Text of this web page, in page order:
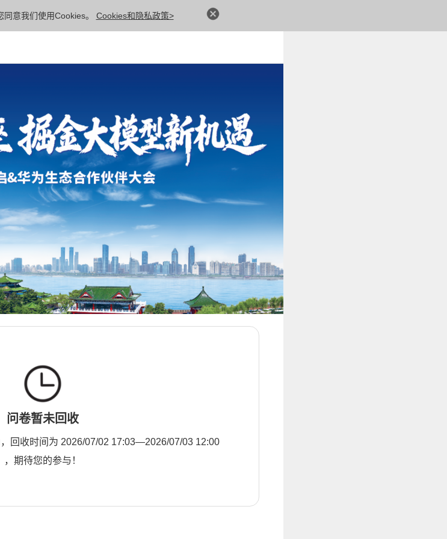
意我们使用Cookies。 Cookies和隐私政策>
问卷暂未回收
回收时间为 2026/07/02 17:03—2026/07/03 12:00
，期待您的参与！